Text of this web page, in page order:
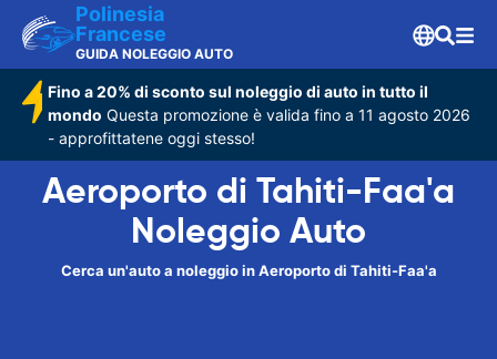
Polinesia
Francese
GUIDA NOLEGGIO AUTO
Fino a 20% di sconto sul noleggio di auto in tutto il
mondo Questa promozione è valida fino a 11 agosto 2026
- approfittatene oggi stesso!
Aeroporto di Tahiti-Faa'a
Noleggio Auto
Cerca un'auto a noleggio in Aeroporto di Tahiti-Faa'a